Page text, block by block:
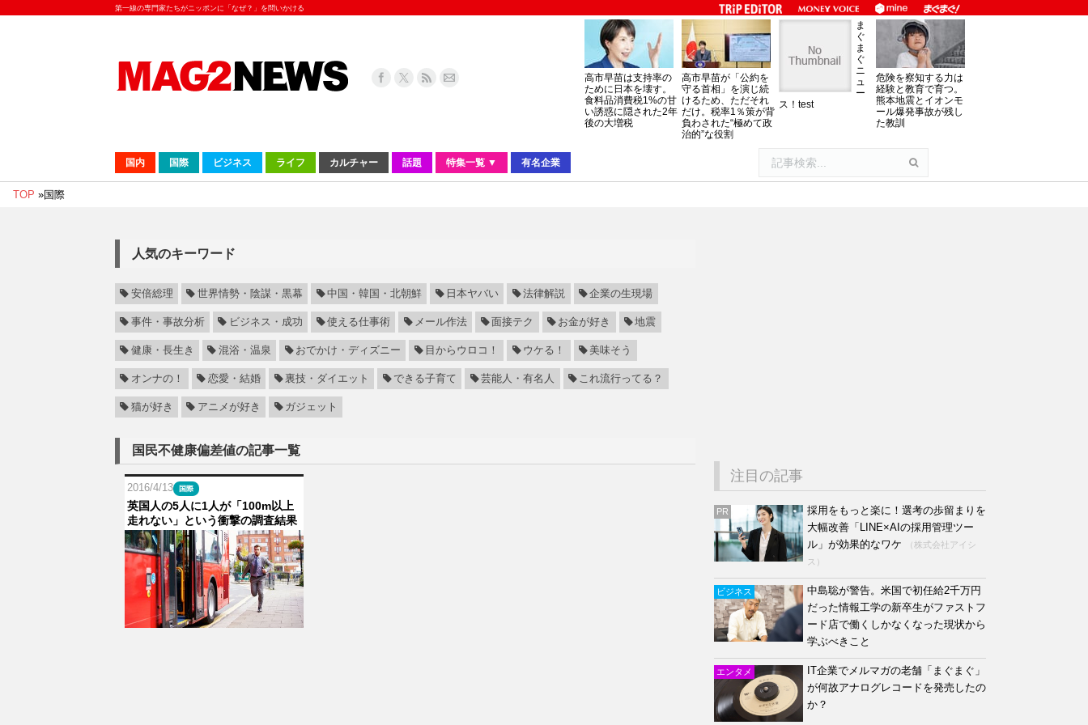
第一線の専門家たちがニッポンに「なぜ？」を問いかける
高市早苗は支持率の
ために日本を壊す。
食料品消費税1%の甘
い誘惑に隠された2年
後の大増税
高市早苗が「公約を
守る首相」を演じ続
けるため、ただそれ
だけ。税率1％策が背
負わされた“極めて政
治的”な役割
ま
ぐ
ま
ぐ
ニ
ュ
ー
ス！test
危険を察知する力は
経験と教育で育つ。
熊本地震とイオンモ
ール爆発事故が残し
た教訓
国内 国際 ビジネス ライフ カルチャー 話題 特集一覧 ▼ 有名企業
TOP »国際
人気のキーワード
安倍総理 世界情勢・陰謀・黒幕 中国・韓国・北朝鮮 日本ヤバい 法律解説 企業の生現場
事件・事故分析 ビジネス・成功 使える仕事術 メール作法 面接テク お金が好き 地震
健康・長生き 混浴・温泉 おでかけ・ディズニー 目からウロコ！ ウケる！ 美味そう
オンナの！ 恋愛・結婚 裏技・ダイエット できる子育て 芸能人・有名人 これ流行ってる？
猫が好き アニメが好き ガジェット
国民不健康偏差値の記事一覧
2016/4/13 国際
英国人の5人に1人が「100m以上
走れない」という衝撃の調査結果
注目の記事
PR
採用をもっと楽に！選考の歩留まりを
大幅改善「LINE×AIの採用管理ツー
ル」が効果的なワケ
（株式会社アイシ
ス）
ビジネス
中島聡が警告。米国で初任給2千万円
だった情報工学の新卒生がファストフ
ード店で働くしかなくなった現状から
学ぶべきこと
エンタメ
IT企業でメルマガの老舗「まぐまぐ」
が何故アナログレコードを発売したの
か？